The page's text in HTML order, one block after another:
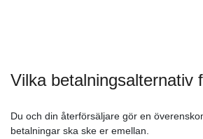
Vilka betalningsalternativ
Du och din återförsäljare gör en
betalningar ska ske er emellan.